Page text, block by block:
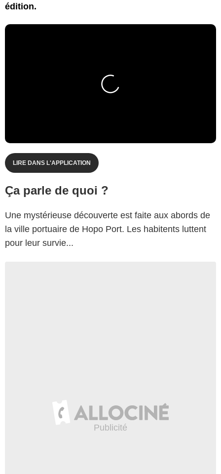
édition.
LIRE DANS L'APPLICATION
Ça parle de quoi ?
Une mystérieuse découverte est faite aux abords de
la ville portuaire de Hopo Port. Les habitents luttent
pour leur survie...